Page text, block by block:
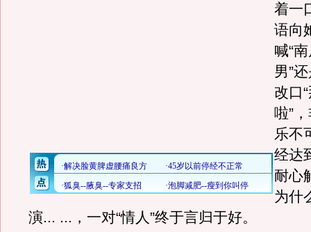
着一
语向
喊“
男”
改口
啦”
乐不
经达
耐心
为什
演... ...，一对“情人”终于言归于好。